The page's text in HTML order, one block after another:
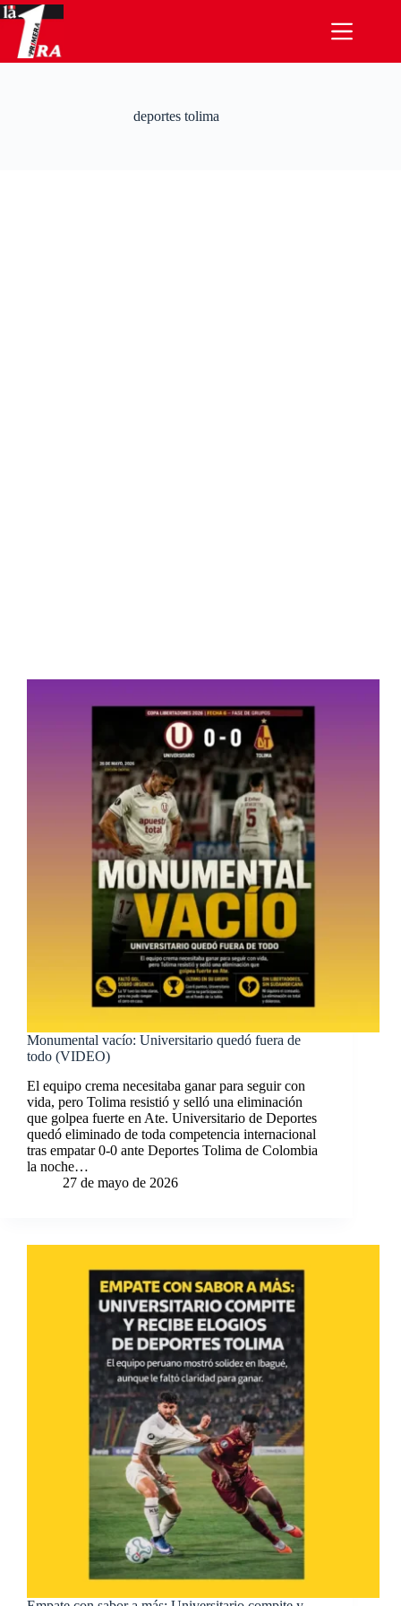
Saltar
al
contenido
deportes tolima
Monumental vacío: Universitario quedó fuera de
todo (VIDEO)
El equipo crema necesitaba ganar para seguir con
vida, pero Tolima resistió y selló una eliminación
que golpea fuerte en Ate. Universitario de Deportes
quedó eliminado de toda competencia internacional
tras empatar 0-0 ante Deportes Tolima de Colombia
la noche…
27 de mayo de 2026